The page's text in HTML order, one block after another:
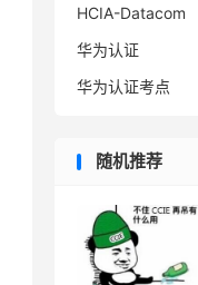
HCIA-Datacom
华为认证
华为认证考点
随机推荐